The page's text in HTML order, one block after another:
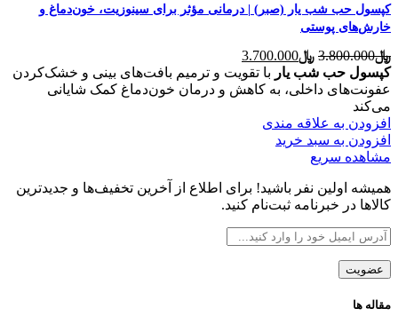
کپسول حب شب یار (صبر) | درمانی مؤثر برای سینوزیت، خون‌دماغ و
خارش‌های پوستی
﷼3.800.000 قیمت
اصلی
﷼3.800.000
﷼3.700.000
فعلی
﷼3.700.000
کپسول حب شب یار با تقویت و ترمیم بافت‌های بینی و خشک‌کردن
عفونت‌های داخلی، به کاهش و درمان خون‌دماغ کمک شایانی
می‌کند
افزودن به علاقه مندی
افزودن به سبد خرید
مشاهده سریع
همیشه اولین نفر باشید! برای اطلاع از آخرین تخفیف‌ها و جدیدترین
کالاها در خبرنامه ثبت‌نام کنید.
مقاله ها